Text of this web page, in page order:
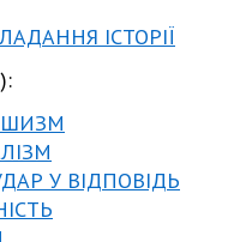
ІСТОРІЇ
):
У ВІДПОВІДЬ